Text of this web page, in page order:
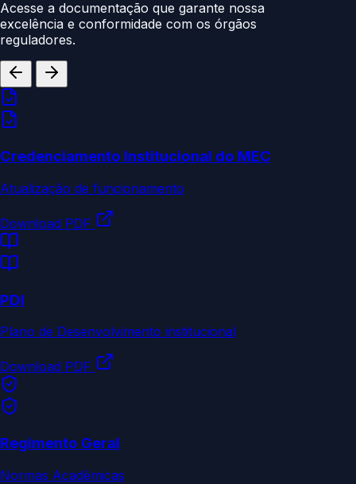
Acesse a documentação que garante nossa
excelência e conformidade com os órgãos
reguladores.
Credenciamento Institucional do MEC
Atualização de funcionamento
Download PDF
PDI
Plano de Desenvolvimento institucional
Download PDF
Regimento Geral
Normas Acadêmicas